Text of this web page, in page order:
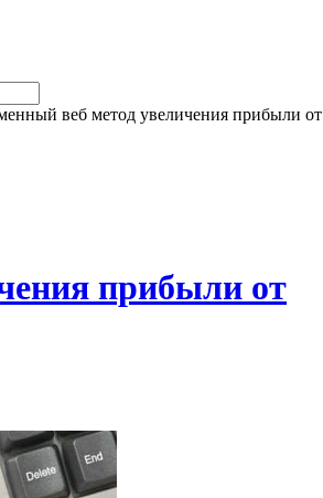
веб метод увеличения прибыли от
прибыли от